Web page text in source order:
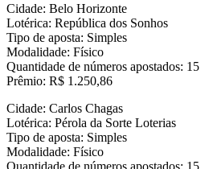
Cidade: Belo Horizonte
Lotérica: República dos Sonhos
Tipo de aposta: Simples
Modalidade: Físico
Quantidade de números apostados: 15
Prêmio: R$ 1.250,86
Cidade: Carlos Chagas
Lotérica: Pérola da Sorte Loterias
Tipo de aposta: Simples
Modalidade: Físico
Quantidade de números apostados: 15